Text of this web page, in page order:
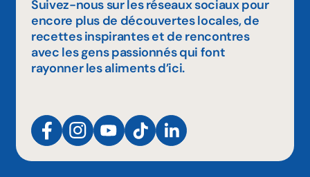
Suivez-nous sur les réseaux sociaux pour
encore plus de découvertes locales, de
recettes inspirantes et de rencontres
avec les gens passionnés qui font
rayonner les aliments d’ici.